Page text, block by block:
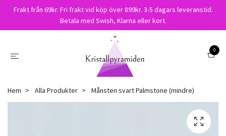
Frakt från 69kr. Fri frakt vid köp över 899kr. 3-5 dagars leveranstid.
Betala med Swish, Klarna eller kort.
0
Hem Alla Produkter Månsten svart Palmstone (mindre)